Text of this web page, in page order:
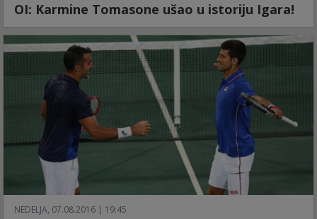
OI: Karmine Tomasone ušao u istoriju Igara!
NEDELJA, 07.08.2016 | 19:45